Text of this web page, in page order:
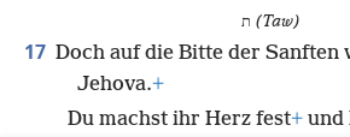
(Taw)
17 Doch auf die Bitte der Sanften
Jehova.+
Du machst ihr Herz fest+ und